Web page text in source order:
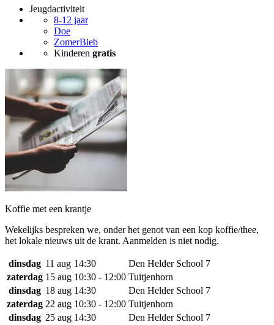
Jeugdactiviteit
8-12 jaar
Doe
ZomerBieb
Kinderen gratis
Koffie met een krantje
Wekelijks bespreken we, onder het genot van een kop koffie/thee,
het lokale nieuws uit de krant. Aanmelden is niet nodig.
dinsdag 11 aug 14:30
Den Helder School 7
zaterdag 15 aug 10:30 - 12:00 Tuitjenhorn
dinsdag 18 aug 14:30
Den Helder School 7
zaterdag 22 aug 10:30 - 12:00 Tuitjenhorn
dinsdag 25 aug 14:30
Den Helder School 7